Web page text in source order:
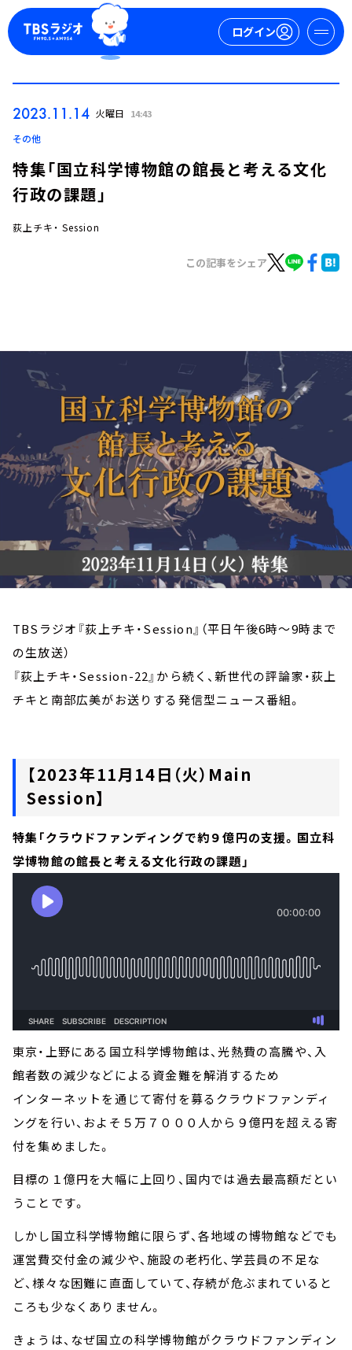
ログイン
イベント・グッズ
YouTube
会社情報
2023.11.14 火曜日 14:43
その他
特集「国立科学博物館の館長と考える文化
行政の課題」
荻上チキ・ Session
この記事をシェア
TBSラジオ『荻上チキ・Session』（平日午後6時～9時まで
の生放送）
『荻上チキ・Session-22』から続く、新世代の評論家・荻上
チキと南部広美がお送りする発信型ニュース番組。
【2023年11月14日（火）Main
Session】
特集「クラウドファンディングで約９億円の支援。国立科
学博物館の館長と考える文化行政の課題」
東京・上野にある国立科学博物館は、光熱費の高騰や、入
館者数の減少などによる資金難を解消するため
インターネットを通じて寄付を募るクラウドファンディ
ングを行い、およそ５万７０００人から９億円を超える寄
付を集めました。
目標の１億円を大幅に上回り、国内では過去最高額だとい
うことです。
しかし国立科学博物館に限らず、各地域の博物館などでも
運営費交付金の減少や、施設の老朽化、学芸員の不足な
ど、様々な困難に直面していて、存続が危ぶまれていると
ころも少なくありません。
きょうは、なぜ国立の科学博物館がクラウドファンディン